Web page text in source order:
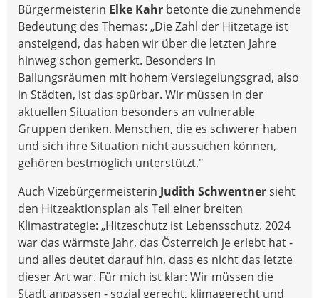
Bürgermeisterin Elke Kahr betonte die zunehmende
Bedeutung des Themas: „Die Zahl der Hitzetage ist
ansteigend, das haben wir über die letzten Jahre
hinweg schon gemerkt. Besonders in
Ballungsräumen mit hohem Versiegelungsgrad, also
in Städten, ist das spürbar. Wir müssen in der
aktuellen Situation besonders an vulnerable
Gruppen denken. Menschen, die es schwerer haben
und sich ihre Situation nicht aussuchen können,
gehören bestmöglich unterstützt."
Auch Vizebürgermeisterin Judith Schwentnersieht
den Hitzeaktionsplan als Teil einer breiten
Klimastrategie: „Hitzeschutz ist Lebensschutz. 2024
war das wärmste Jahr, das Österreich je erlebt hat -
und alles deutet darauf hin, dass es nicht das letzte
dieser Art war. Für mich ist klar: Wir müssen die
Stadt anpassen - sozial gerecht, klimagerecht und